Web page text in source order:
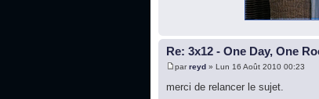
Re: 3x12 - One Day, One
parreyd » Lun 16 Août 2010 00:23
merci de relancer le sujet.